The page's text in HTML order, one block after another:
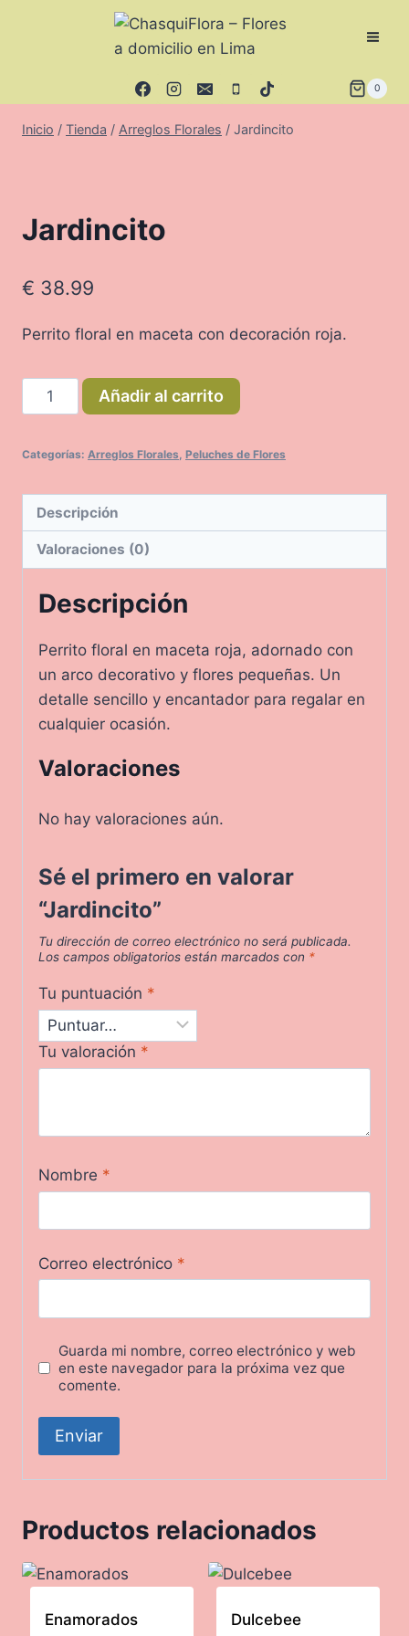
0
Inicio / Tienda / Arreglos Florales / Jardincito
Jardincito
€ 38.99
Perrito floral en maceta con decoración roja.
Jardincito
cantidad
Añadir al carrito
Categorías: Arreglos Florales Peluches de Flores
Descripción
Valoraciones (0)
Descripción
Perrito floral en maceta roja, adornado con
un arco decorativo y flores pequeñas. Un
detalle sencillo y encantador para regalar en
cualquier ocasión.
Valoraciones
No hay valoraciones aún.
Sé el primero en valorar
“Jardincito”
Tu dirección de correo electrónico no será publicada.
Los campos obligatorios están marcados con *
Tu puntuación *
Tu valoración *
Nombre *
Correo electrónico *
Guarda mi nombre, correo electrónico y web
en este navegador para la próxima vez que
comente.
Productos relacionados
Enamorados Dulcebee